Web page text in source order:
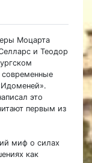
Моцарта
и Теодор
это
первым из
миф о силах
как